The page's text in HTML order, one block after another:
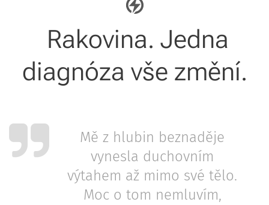
Rakovina. Jedna
diagnóza vše změní.
Mě z hlubin beznaděje
vynesla duchovním
výtahem až mimo své tělo.
Moc o tom nemluvím,